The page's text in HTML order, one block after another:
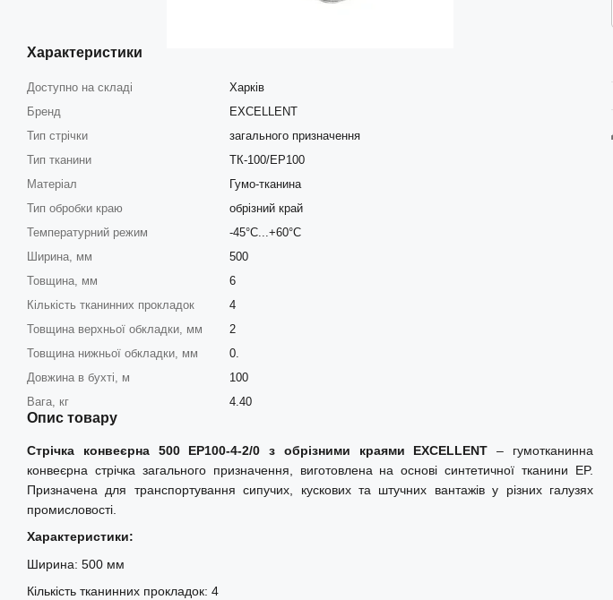
Характеристики
Доступно на складі
Харків
Бренд
EXCELLENT
Тип стрічки
загального призначення
Тип тканини
ТК-100/EP100
Матеріал
Гумо-тканина
Тип обробки краю
обрізний край
Температурний режим
-45°C...+60°C
Ширина, мм
500
Товщина, мм
6
Кількість тканинних прокладок
4
Товщина верхньої обкладки, мм
2
Товщина нижньої обкладки, мм
0.
Довжина в бухті, м
100
Вага, кг
4.40
Опис товару
Стрічка конвеєрна 500 EP100-4-2/0 з обрізними краями EXCELLENT – гумотканинна
конвеєрна стрічка загального призначення, виготовлена на основі синтетичної тканини EP.
Призначена для транспортування сипучих, кускових та штучних вантажів у різних галузях
промисловості.
Характеристики:
Ширина: 500 мм
Кількість тканинних прокладок: 4